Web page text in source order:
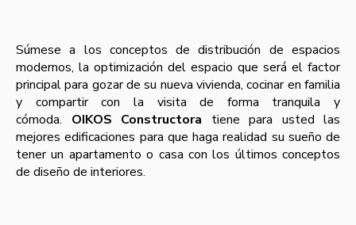
Súmese a los conceptos de distribución de espacios
modernos, la optimización del espacio que será el factor
principal para gozar de su nueva vivienda, cocinar en familia
y compartir con la visita de forma tranquila y
cómoda. OIKOS Constructora tiene para usted las
mejores edificaciones para que haga realidad su sueño de
tener un apartamento o casa con los últimos conceptos
de diseño de interiores.